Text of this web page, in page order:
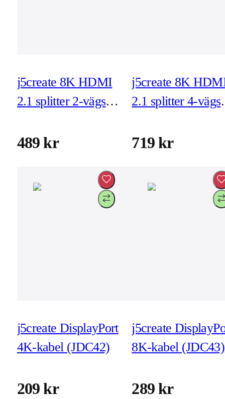
j5create 8K HDMI
2.1 splitter 2-vägs
489 kr
j5create 8K
2.1 splitter 4-vägs
719 kr
j5create DisplayPort
4K-kabel (JDC42)
209 kr
j5create
8K-kabel (JDC43)
289 kr